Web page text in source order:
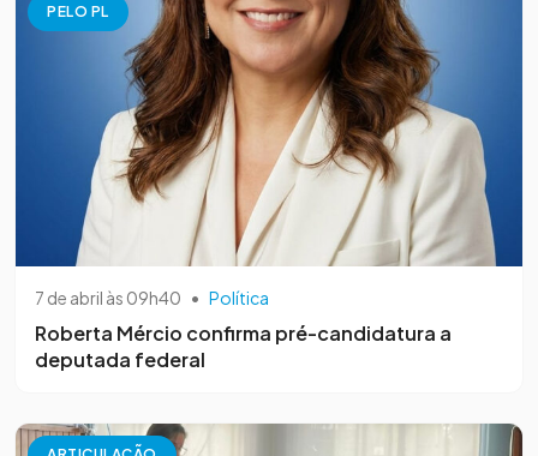
PELO PL
7 de abril às 09h40 • Política
Roberta Mércio confirma pré-candidatura a
deputada federal